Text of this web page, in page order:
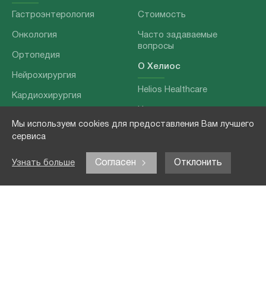
Мы используем cookies для предоставления Вам лучшего
сервиса
Узнать больше Согласен Отклонить
Гастроэнтерология
Онкология
Ортопедия
Нейрохирургия
Кардиохирургия
Хирургия позвоночника
Стоимость
Часто задаваемые
вопросы
О Хелиос
Helios Healthcare
О нашей команде
Выходные данные